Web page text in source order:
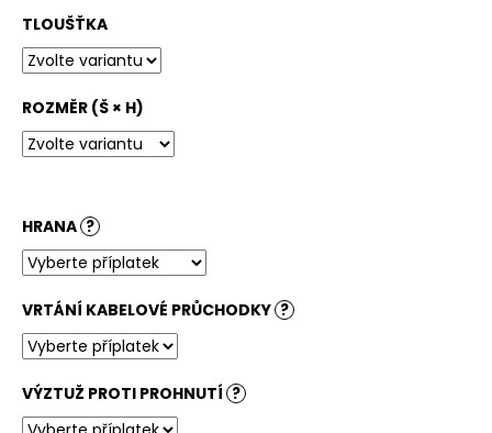
TLOUŠŤKA
ROZMĚR (Š × H)
HRANA ?
VRTÁNÍ KABELOVÉ PRŮCHODKY ?
VÝZTUŽ PROTI PROHNUTÍ ?
m
e
STOLOVÁ
DESKA
BÍLÁ
Kč